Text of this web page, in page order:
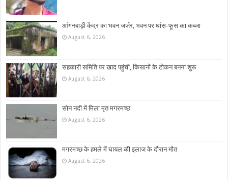
आंगनबाड़ी केंद्र का भवन जर्जर, भवन पर घांस-फूस का कब्जा
August 6, 2026
सहकारी समिति पर खाद पहुंची, किसानों के टोकन बनना शुरू
August 6, 2026
सोन नदी में मिला मृत मगरमच्छ
August 6, 2026
मगरमच्छ के हमले में घायल की इलाज के दौरान मौत
August 6, 2026